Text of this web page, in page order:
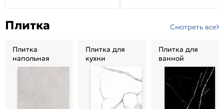
Плитка Смотреть все
Плитка
напольная
Плитка для
кухни
Плитка для
ванной